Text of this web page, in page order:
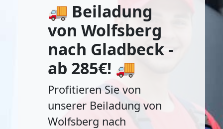
🚚 Beiladung
von Wolfsberg
nach Gladbeck -
ab 285€! 🚚
Profitieren Sie von
unserer Beiladung von
Wolfsberg nach